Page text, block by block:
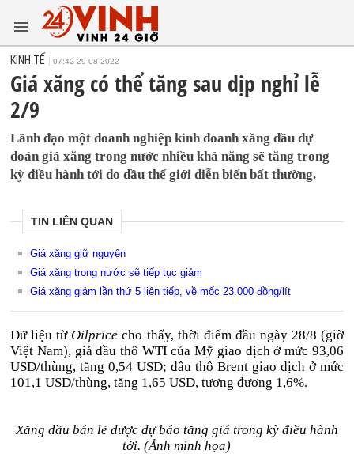
KINH TẾ 07:42 29-08-2022
Giá xăng có thể tăng sau dịp nghỉ lễ
2/9
Lãnh đạo một doanh nghiệp kinh doanh xăng dầu dự
đoán giá xăng trong nước nhiều khả năng sẽ tăng trong
kỳ điều hành tới do dầu thế giới diễn biến bất thường.
TIN LIÊN QUAN
Giá xăng giữ nguyên
Giá xăng trong nước sẽ tiếp tục giảm
Giá xăng giảm lần thứ 5 liên tiếp, về mốc 23.000 đồng/lít
Dữ liệu từOilprice cho thấy, thời điểm đầu ngày 28/8 (giờ
Việt Nam), giá dầu thô WTI của Mỹ giao dịch ở mức 93,06
USD/thùng, tăng 0,54 USD; dầu thô Brent giao dịch ở mức
101,1 USD/thùng, tăng 1,65 USD, tương đương 1,6%.
Xăng dầu bán lẻ dược dự báo tăng giá trong kỳ điều hành
tới. (Ảnh minh họa)